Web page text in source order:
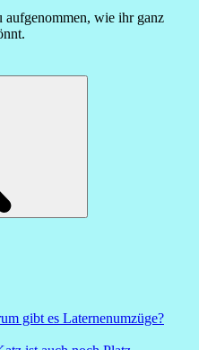
aufgenommen, wie ihr ganz
gibt es Laternenumzüge?